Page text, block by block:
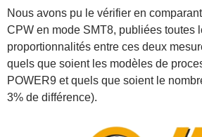
Nous avons pu le vérifier en
CPW en mode SMT8, publiées toutes
proportionnalités entre ces deux
quels que soient les modèles de
POWER9 et quels que soient le
3% de différence).